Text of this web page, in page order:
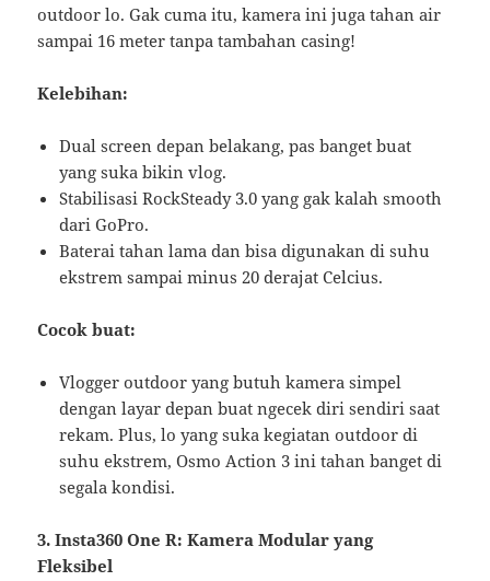
outdoor lo. Gak cuma itu, kamera ini juga tahan air
sampai 16 meter tanpa tambahan casing!
Kelebihan:
Dual screen depan belakang, pas banget buat
yang suka bikin vlog.
Stabilisasi RockSteady 3.0 yang gak kalah smooth
dari GoPro.
Baterai tahan lama dan bisa digunakan di suhu
ekstrem sampai minus 20 derajat Celcius.
Cocok buat:
Vlogger outdoor yang butuh kamera simpel
dengan layar depan buat ngecek diri sendiri saat
rekam. Plus, lo yang suka kegiatan outdoor di
suhu ekstrem, Osmo Action 3 ini tahan banget di
segala kondisi.
3. Insta360 One R: Kamera Modular yang
Fleksibel